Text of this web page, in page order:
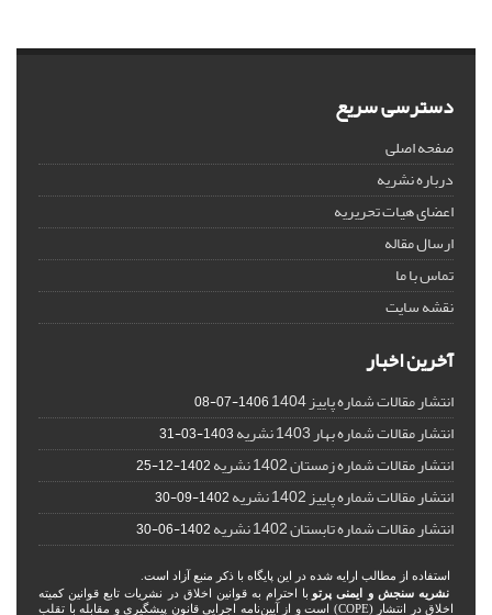
دسترسی سریع
صفحه اصلی
درباره نشریه
اعضای هیات تحریریه
ارسال مقاله
تماس با ما
نقشه سایت
آخرین اخبار
انتشار مقالات شماره پاییز 1404 1406-07-08
انتشار مقالات شماره بهار 1403 نشریه 1403-03-31
انتشار مقالات شماره زمستان 1402 نشریه 1402-12-25
انتشار مقالات شماره پاییز 1402 نشریه 1402-09-30
انتشار مقالات شماره تابستان 1402 نشریه 1402-06-30
استفاده از مطالب ارایه شده در این پایگاه با ذکر منبع آزاد است.
نشریه سنجش و ایمنی پرتو با احترام به قوانین اخلاق در نشریات تابع قوانین کمیته
اخلاق در انتشار (COPE) است و از آیین‌نامه اجرایی قانون پیشگیری و مقابله با تقلب